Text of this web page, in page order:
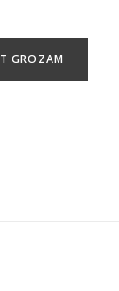
GROZAM